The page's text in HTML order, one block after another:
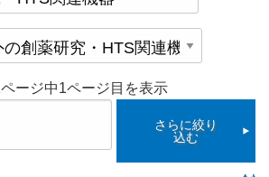
ージ中1ページ目を表示
さらに絞り
込む